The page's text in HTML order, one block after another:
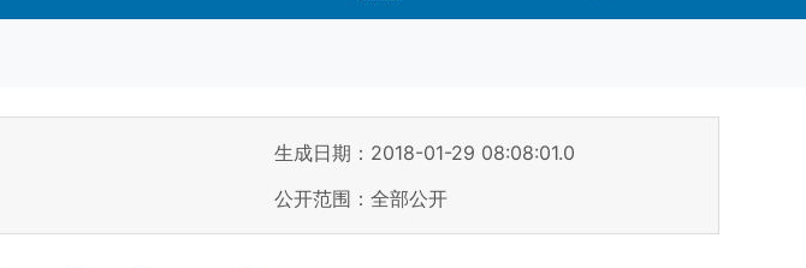
生成日期：2018-01-29 08:08:01.0
公开范围：全部公开